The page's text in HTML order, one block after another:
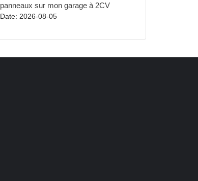
panneaux sur mon garage à 2CV
Date: 2026-08-05